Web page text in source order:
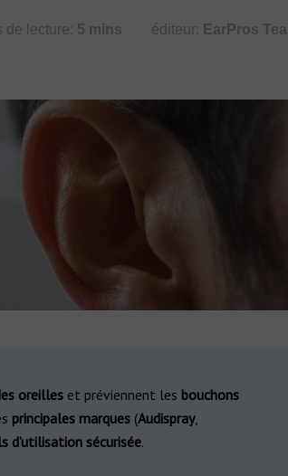
de lecture: 5 mins éditeur: EarPros
oreilleset préviennent les bouchons
principales marques(Audispray,
d’utilisation sécurisée.